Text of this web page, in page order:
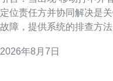
定位责任方并协同解决是
故障，提供系统的排查方
时间内恢复访问。 1. 初步信息与证据收集 首先收集故
2026年8月7日